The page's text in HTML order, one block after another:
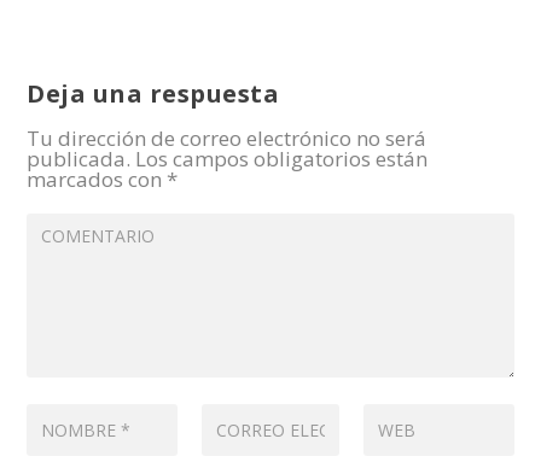
Deja una respuesta
Tu dirección de correo electrónico no será
publicada. Los campos obligatorios están
marcados con *